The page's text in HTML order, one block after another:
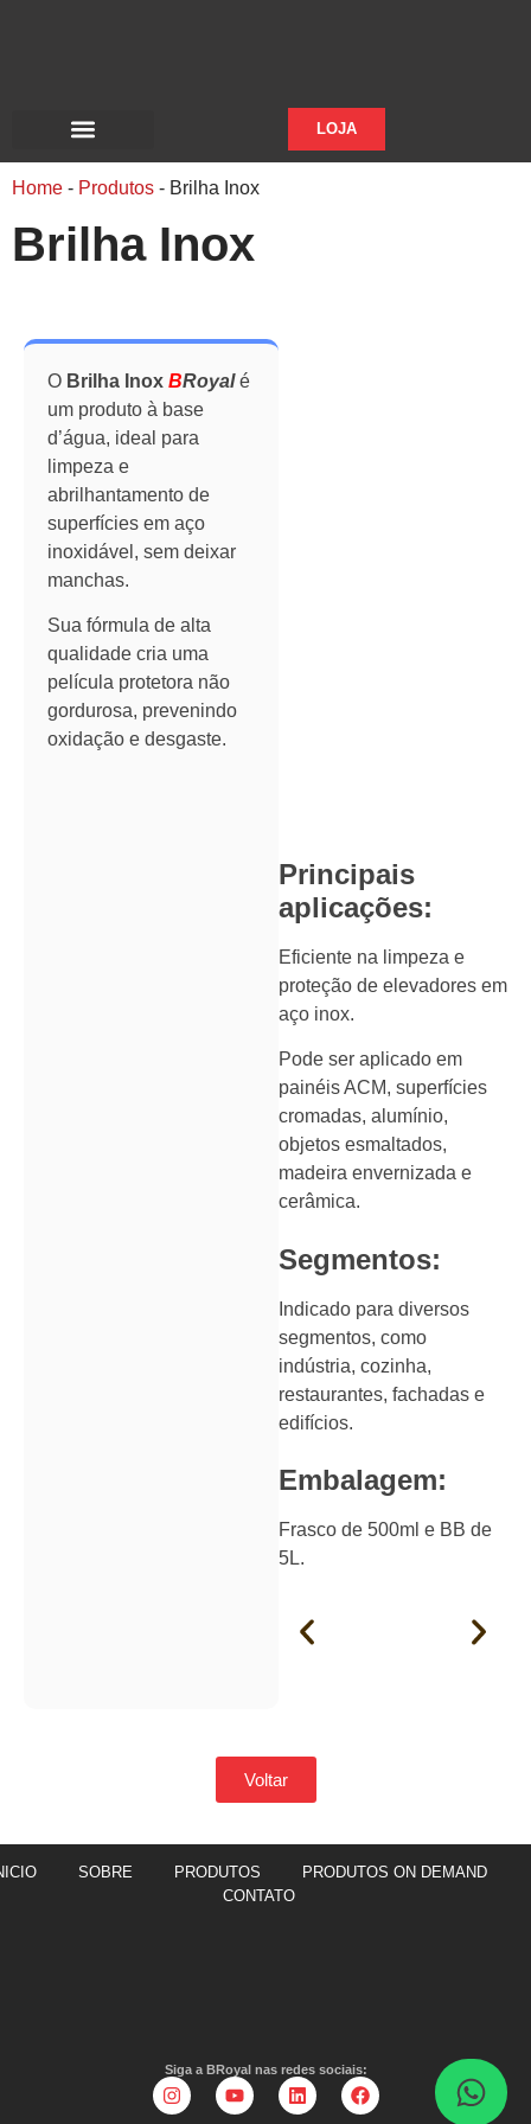
LOJA
Home - Produtos - Brilha Inox
Brilha Inox
O Brilha Inox BRoyalé
um produto à base
d’água, ideal para
limpeza e
abrilhantamento de
superfícies em aço
inoxidável, sem deixar
manchas.
Sua fórmula de alta
qualidade cria uma
película protetora não
gordurosa, prevenindo
oxidação e desgaste.
Principais
aplicações:
Eficiente na limpeza e
proteção de elevadores em
aço inox.
Pode ser aplicado em
painéis ACM, superfícies
cromadas, alumínio,
objetos esmaltados,
madeira envernizada e
cerâmica.
Segmentos:
Indicado para diversos
segmentos, como
indústria, cozinha,
restaurantes, fachadas e
edifícios.
Embalagem:
Frasco de 500ml e BB de
5L.
Voltar
SOBRE PRODUTOS
PRODUTOS ON DEMAND
CONTATO
Siga a BRoyal nas redes sociais: